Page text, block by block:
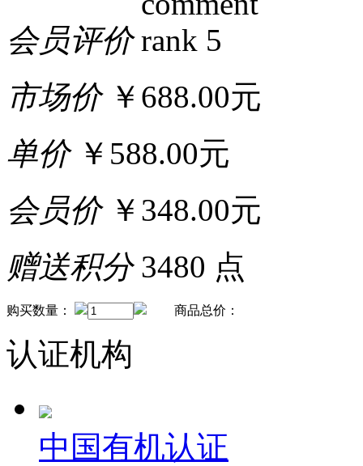
会员评价
市场价 ￥688.00元
单价 ￥588.00元
会员价 ￥348.00元
赠送积分3480 点
购买数量： 商品总价：
认证机构
中国有机认证